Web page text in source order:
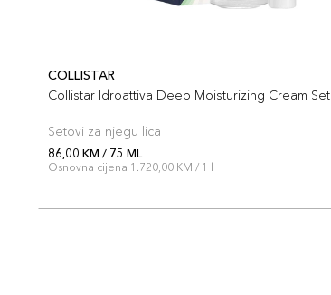
COLLISTAR
Collistar Idroattiva Deep Moisturizing Cream Set
Setovi za njegu lica
86,00 KM / 75 ML
Osnovna cijena 1.720,00 KM / 1 l